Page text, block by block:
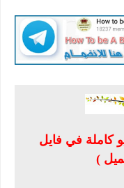
كاملة في فايل